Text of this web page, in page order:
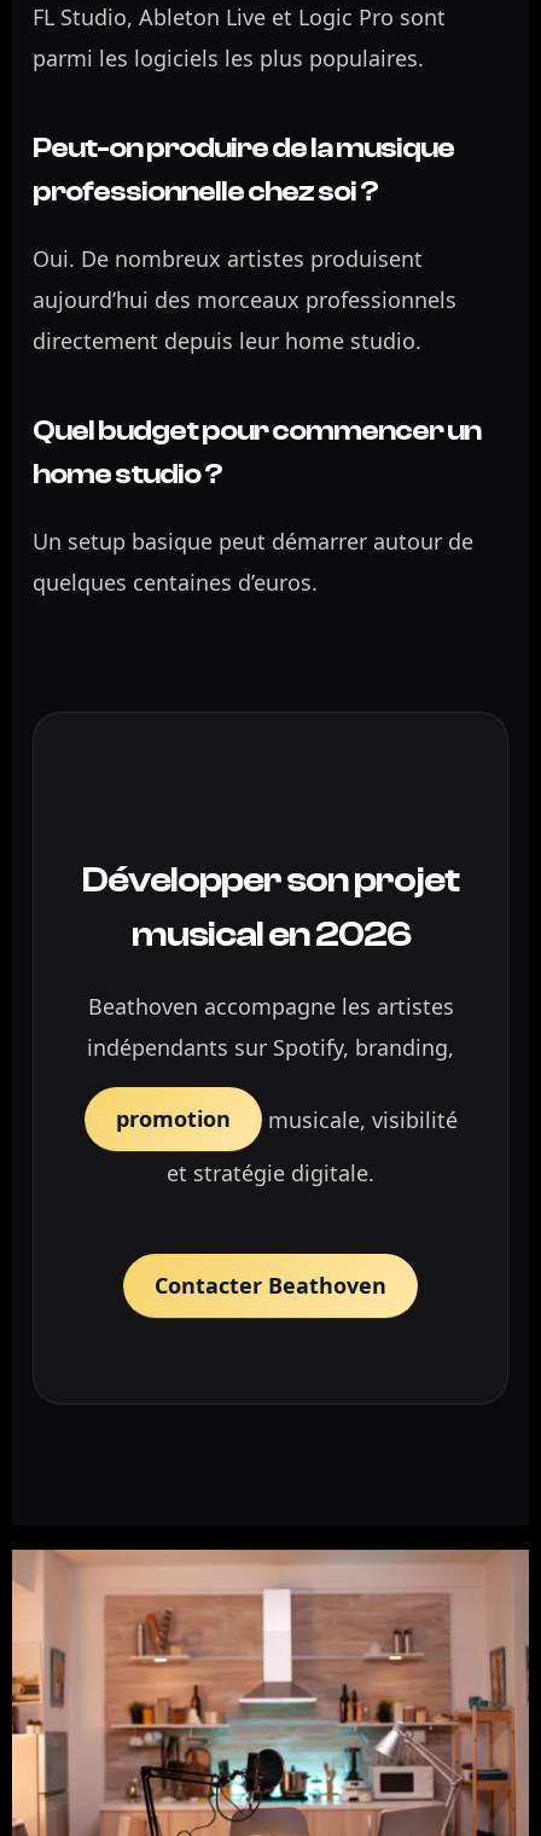
FL Studio, Ableton Live et Logic Pro sont
parmi les logiciels les plus populaires.
Peut-on produire de la musique
professionnelle chez soi ?
Oui. De nombreux artistes produisent
aujourd’hui des morceaux professionnels
directement depuis leur home studio.
Quel budget pour commencer un
home studio ?
Un setup basique peut démarrer autour de
quelques centaines d’euros.
Développer son projet
musical en 2026
Beathoven accompagne les artistes
indépendants sur Spotify, branding,
promotion
musicale, visibilité
et stratégie digitale.
Contacter Beathoven